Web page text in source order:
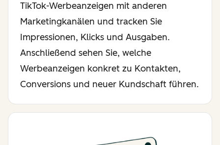
TikTok-Werbeanzeigen mit anderen
Marketingkanälen und tracken Sie
Impressionen, Klicks und Ausgaben.
Anschließend sehen Sie, welche
Werbeanzeigen konkret zu Kontakten,
Conversions und neuer Kundschaft führen.